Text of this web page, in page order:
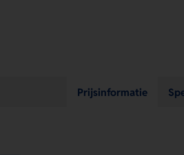
Prijsinformatie